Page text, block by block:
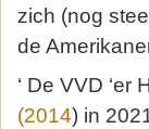
zich (nog
de
‘ De VVD
(2014) in